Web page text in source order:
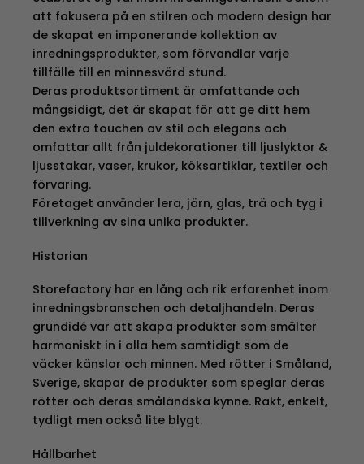
att fokusera på en stilren och modern design har
de skapat en imponerande kollektion av
inredningsprodukter, som förvandlar varje
tillfälle till en minnesvärd stund.
Deras produktsortiment är omfattande och
mångsidigt, det är skapat för att ge ditt hem
den extra touchen av stil och elegans och
omfattar allt från juldekorationer till ljuslyktor &
ljusstakar, vaser, krukor, köksartiklar, textiler och
förvaring.
Företaget använder lera, järn, glas, trä och tyg i
tillverkning av sina unika produkter.
Historian
Storefactory har en lång och rik erfarenhet inom
inredningsbranschen och detaljhandeln. Deras
grundidé var att skapa produkter som smälter
harmoniskt in i alla hem samtidigt som de
väcker känslor och minnen. Med rötter i Småland,
Sverige, skapar de produkter som speglar deras
rötter och deras småländska kynne. Rakt, enkelt,
tydligt men också lite blygt.
Hållbarhet